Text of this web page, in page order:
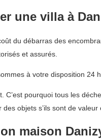
une villa à
du débarras des
et assurés.
à votre disposition 24
C’est pourquoi tous les
objets s’ils sont de valeur
maison